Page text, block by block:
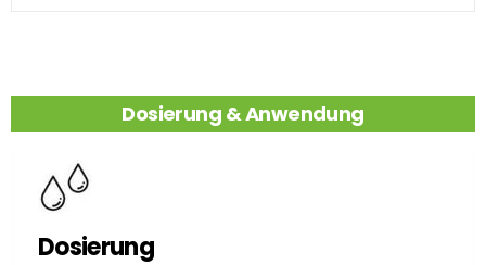
Dosierung & Anwendung
Dosierung